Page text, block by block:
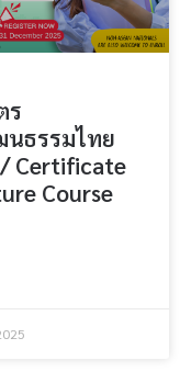
ร
ธรรมไทย
Certificate
Course